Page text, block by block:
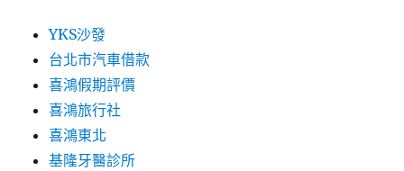
YKS沙發
台北市汽車借款
喜鴻假期評價
喜鴻旅行社
喜鴻東北
基隆牙醫診所